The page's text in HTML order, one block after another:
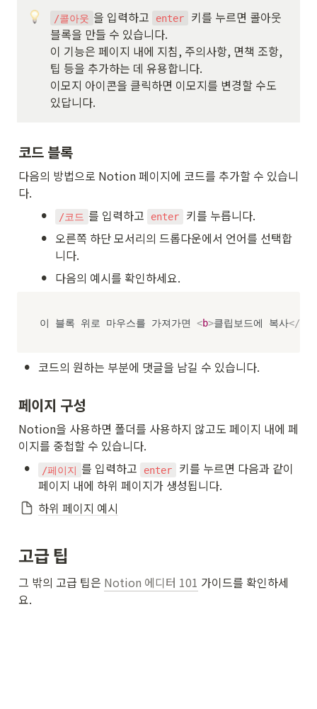
/콜아웃 을 입력하고 enter
키를 누르면 콜아웃
블록을 만들 수 있습니다.
이 기능은 페이지 내에 지침, 주의사항, 면책 조항,
팁 등을 추가하는 데 유용합니다.
이모지 아이콘을 클릭하면 이모지를 변경할 수도
있답니다.
코드 블록
다음의 방법으로 Notion 페이지에 코드를 추가할 수 있습니
다.
• /코드 를 입력하고 enter 키를 누릅니다.
• 오른쪽 하단 모서리의 드롭다운에서 언어를 선택합
니다.
• 다음의 예시를 확인하세요.
이 블록 위로 마우스를 가져가면 <b>클립보드에 복사</
• 코드의 원하는 부분에 댓글을 남길 수 있습니다.
페이지 구성
Notion을 사용하면 폴더를 사용하지 않고도 페이지 내에 페
이지를 중첩할 수 있습니다.
• /페이지 를 입력하고 enter
키를 누르면 다음과 같이
페이지 내에 하위 페이지가 생성됩니다.
하위 페이지 예시
고급 팁
그 밖의 고급 팁은 Notion 에디터 101 가이드를 확인하세
요.